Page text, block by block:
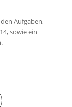
Aufgaben,
sowie ein